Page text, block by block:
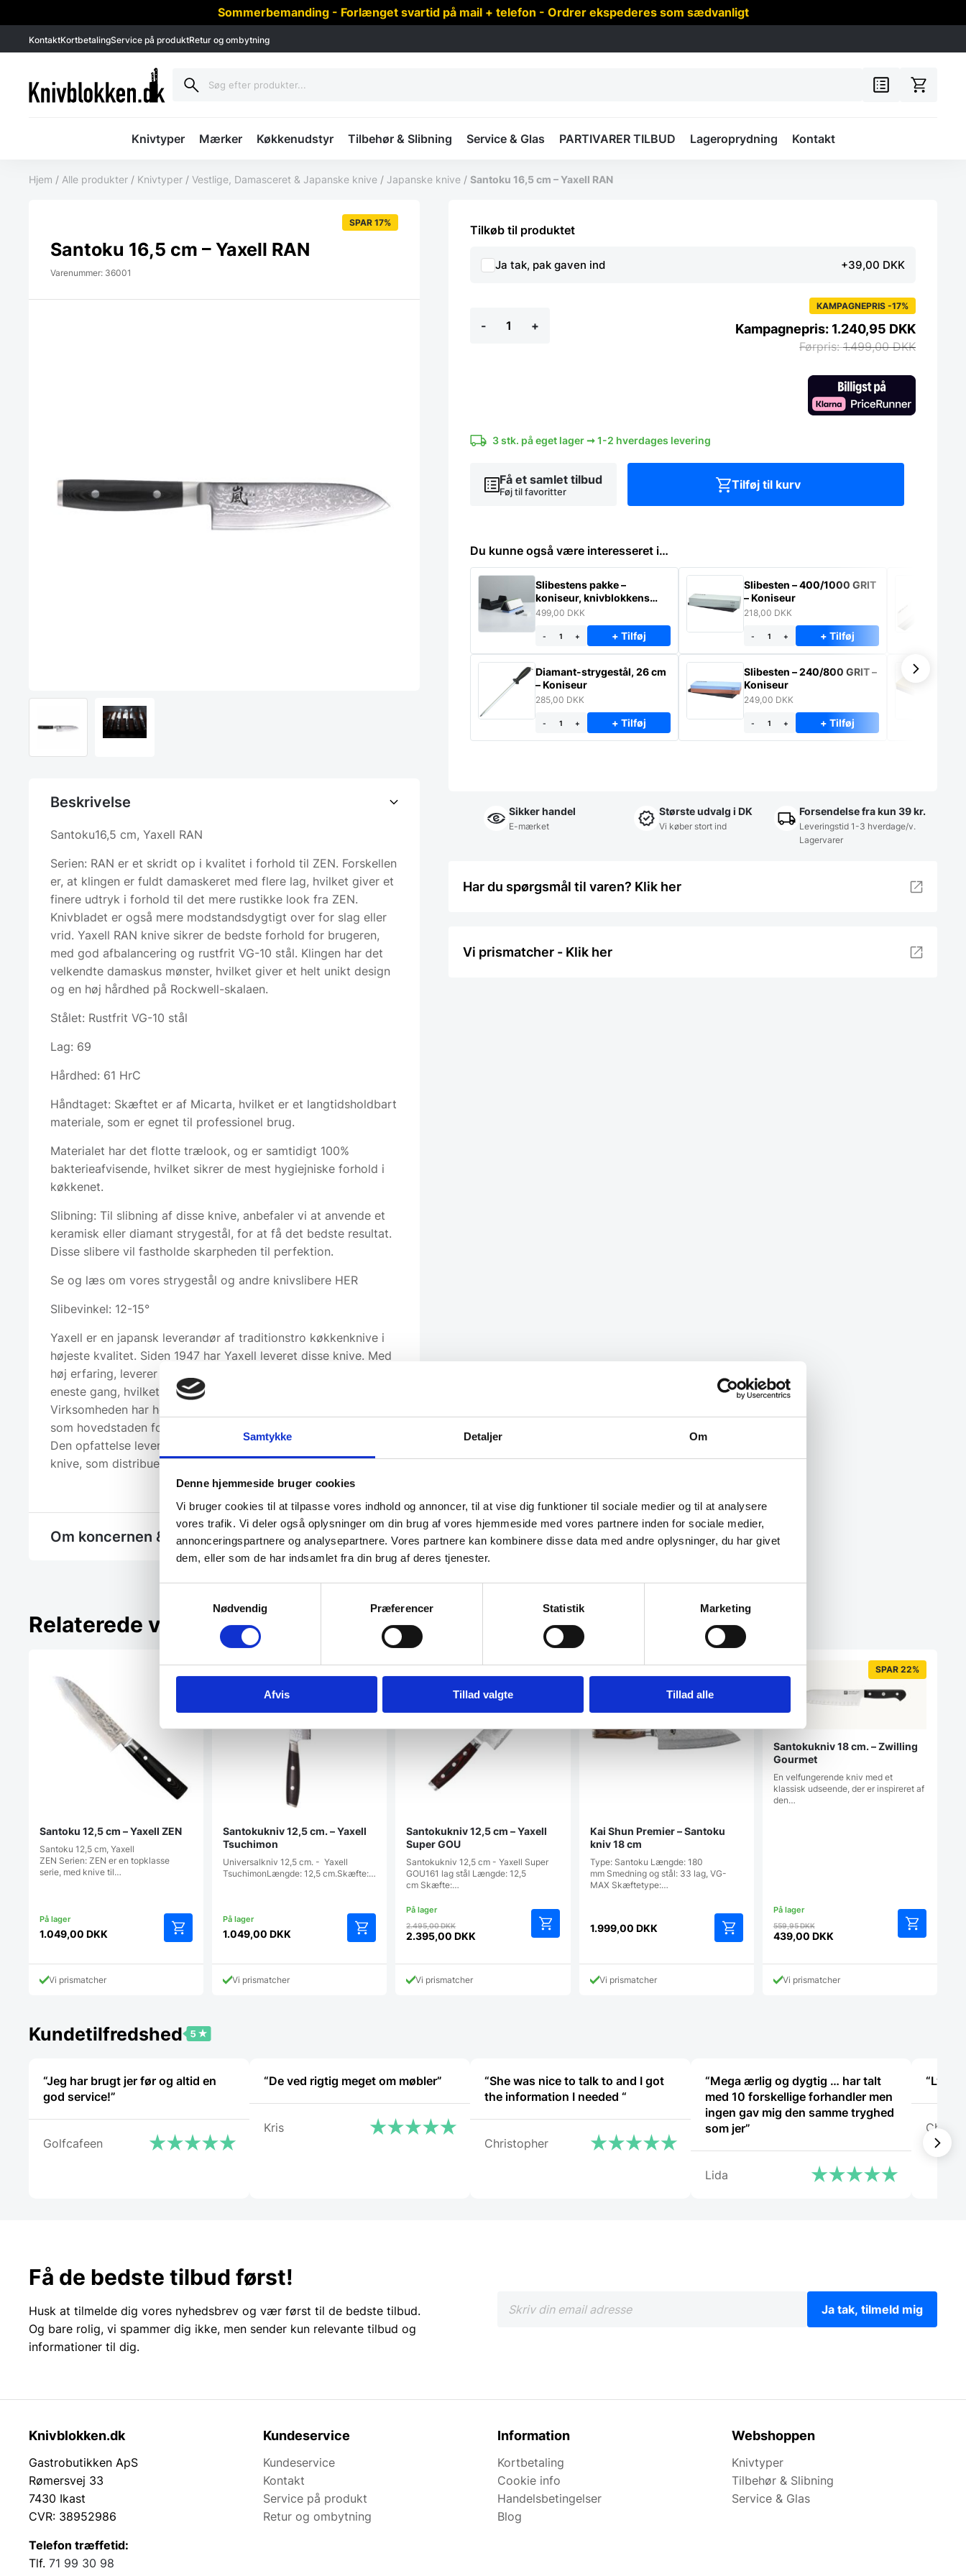
Samtykke Detaljer Om
Denne hjemmeside bruger cookies
Vi bruger cookies til at tilpasse vores indhold og annoncer, til at vise dig funktioner til sociale medier og til at analysere
vores trafik. Vi deler også oplysninger om din brug af vores hjemmeside med vores partnere inden for sociale medier,
annonceringspartnere og analysepartnere. Vores partnere kan kombinere disse data med andre oplysninger, du har givet
dem, eller som de har indsamlet fra din brug af deres tjenester.
Nødvendig
Præferencer Statistik Marketing
Afvis Tillad valgte Tillad alle
Sommerbemanding - Forlænget svartid på mail + telefon - Ordrer ekspederes som sædvanligt
KontaktKortbetalingService på produktRetur og ombytning
Knivtyper Mærker Køkkenudstyr Tilbehør & Slibning Service & Glas PARTIVARER TILBUD Lageroprydning Kontakt
Hjem / Alle produkter / Knivtyper / Vestlige, Damasceret & Japanske knive / Japanske knive / Santoku 16,5 cm – Yaxell RAN
SPAR 17%
Santoku 16,5 cm – Yaxell RAN
Varenummer: 36001
Beskrivelse
Santoku16,5 cm, Yaxell RAN
Serien: RAN er et skridt op i kvalitet i forhold til ZEN. Forskellen
er, at klingen er fuldt damaskeret med flere lag, hvilket giver et
finere udtryk i forhold til det mere rustikke look fra ZEN.
Knivbladet er også mere modstandsdygtigt over for slag eller
vrid. Yaxell RAN knive sikrer de bedste forhold for brugeren,
med god afbalancering og rustfrit VG-10 stål. Klingen har det
velkendte damaskus mønster, hvilket giver et helt unikt design
og en høj hårdhed på Rockwell-skalaen.
Stålet: Rustfrit VG-10 stål
Lag: 69
Hårdhed: 61 HrC
Håndtaget: Skæftet er af Micarta, hvilket er et langtidsholdbart
materiale, som er egnet til professionel brug.
Materialet har det flotte trælook, og er samtidigt 100%
bakterieafvisende, hvilket sikrer de mest hygiejniske forhold i
køkkenet.
Slibning: Til slibning af disse knive, anbefaler vi at anvende et
keramisk eller diamant strygestål, for at få det bedste resultat.
Disse slibere vil fastholde skarpheden til perfektion.
Se og læs om vores strygestål og andre knivslibere HER
Slibevinkel: 12-15°
Yaxell er en japansk leverandør af traditionstro køkkenknive i
højeste kvalitet. Siden 1947 har Yaxell leveret disse knive. Med
høj erfaring, leverer Yaxell den samme gode kvalitet hver
eneste gang, hvilket sikrer dig de bedste resultater ved brug.
Virksomheden har hovedsæde i Seki, Japan. Denne by opfattes
som hovedstaden for de traditionelle japanske sværd og knive.
Den opfattelse lever Yaxell op til, gennem fremstilling af deres
knive, som distribueres i mere end 32 lande i hele verden.
Om koncernen & god kvalitet
Tilkøb til produktet
Ja tak, pak gaven ind +39,00 DKK
-
16,5
+
KAMPAGNEPRIS -17%
1.499,00DKK
1.240,95 DKK
3 stk. på eget lager ➞ 1-2 hverdages levering
Få et samlet tilbud
Føj til favoritter Tilføj til kurv
Du kunne også være interesseret i…
Slibestens pakke –
koniseur, knivblokkens
egen.
499,00 DKK
- + + Tilføj
Diamant-strygestål, 26 cm
– Koniseur
285,00 DKK
- + + Tilføj
Slibesten – 400/1000 GRIT
– Koniseur
218,00 DKK
- + + Tilføj
Slibesten – 240/800 GRIT –
Koniseur
249,00 DKK
- + + Tilføj
Sikker handel
E-mærket
Største udvalg i DK
Vi køber stort ind
Forsendelse fra kun 39 kr.
Leveringstid 1-3 hverdage/v.
Lagervarer
Har du spørgsmål til varen? Klik her
Vi prismatcher - Klik her
Relaterede varer
Santoku 12,5 cm – Yaxell ZEN
Santoku 12,5 cm, Yaxell
ZEN Serien: ZEN er en topklasse
serie, med knive til…
1.049,00 DKK
Vi prismatcher
Santokukniv 12,5 cm. – Yaxell
Tsuchimon
Universalkniv 12,5 cm. - Yaxell
TsuchimonLængde: 12,5 cm.Skæfte:…
1.049,00DKK
Vi prismatcher
Santokukniv 12,5 cm – Yaxell
Super GOU
Santokukniv 12,5 cm - Yaxell Super
GOU161 lag stål Længde: 12,5
cm Skæfte:…
2.495,00DKKDen
oprindelige
var:
2.495,00 DKK.
2.395,00DKK
aktuelle
pris
er:Vi prismatcher
Kai Shun Premier – Santoku
kniv 18 cm
Type: Santoku Længde: 180
mm Smedning og stål: 33 lag, VG-
MAX Skæftetype:…
1.999,00 DKK
Vi prismatcher
SPAR 22%
Santokukniv 18 cm. – Zwilling
Gourmet
En velfungerende kniv med et
klassisk udseende, der er inspireret af
den…
559,95DKKDen
oprindelige
var:
559,95 DKK.
439,00 DKK
aktuelle
pris
er:Vi prismatcher
Kundetilfredshed
“Jeg har brugt jer før og altid en
god service!”
Golfcafeen
“De ved rigtig meget om møbler”
Kris
“She was nice to talk to and I got
the information I needed “
Christopher
“Mega ærlig og dygtig … har talt
med 10 forskellige forhandler men
ingen gav mig den samme tryghed
som jer”
Lida
Få de bedste tilbud først!
Husk at tilmelde dig vores nyhedsbrev og vær først til de bedste tilbud.
Og bare rolig, vi spammer dig ikke, men sender kun relevante tilbud og
informationer til dig.
Ja tak, tilmeld mig
Knivblokken.dk
Gastrobutikken ApS
Rømersvej 33
7430 Ikast
CVR: 38952986
Telefon træffetid:
Tlf. 71 99 30 98
Kundeservice
Kundeservice
Kontakt
Service på produkt
Retur og ombytning
Information
Kortbetaling
Cookie info
Handelsbetingelser
Blog
Webshoppen
Knivtyper
Tilbehør & Slibning
Service & Glas